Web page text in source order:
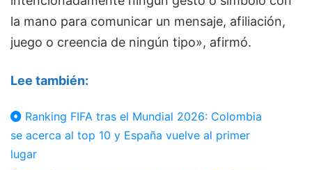
la mano para comunicar un mensaje, afiliación,
juego o creencia de ningún tipo», afirmó.
Lee también:
Ranking FIFA tras el Mundial 2026: Colombia
se acerca al top 10 y España vuelve al primer
lugar